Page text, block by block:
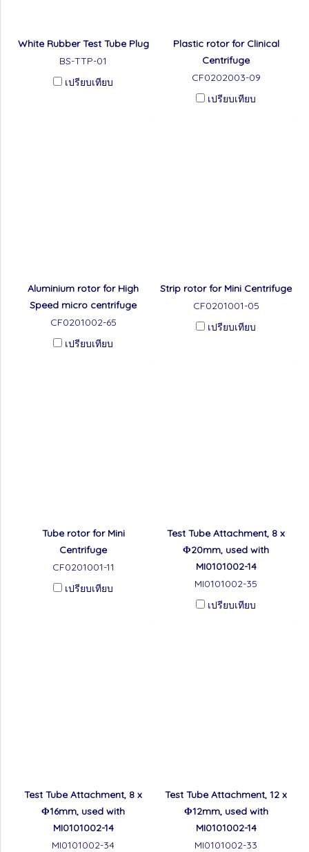
White Rubber Test Tube Plug
BS-TTP-01
เปรียบเทียบ
Plastic rotor for Clinical
Centrifuge
CF0202003-09
เปรียบเทียบ
Aluminium rotor for High
Speed micro centrifuge
CF0201002-65
เปรียบเทียบ
Strip rotor for Mini Centrifuge
CF0201001-05
เปรียบเทียบ
Tube rotor for Mini
Centrifuge
CF0201001-11
เปรียบเทียบ
Test Tube Attachment, 8 x
Φ20mm, used with
MI0101002-14
MI0101002-35
เปรียบเทียบ
Test Tube Attachment, 8 x
Φ16mm, used with
MI0101002-14
MI0101002-34
Test Tube Attachment, 12 x
Φ12mm, used with
MI0101002-14
MI0101002-33